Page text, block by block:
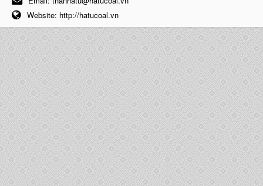
Website: http://hatucoal.vn